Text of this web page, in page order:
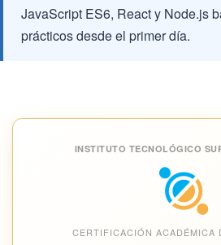
JavaScript ES6, React y Node.js
prácticos desde el primer día.
INSTITUTO TECNOLÓGICO
CERTIFICACIÓN ACADÉMICA